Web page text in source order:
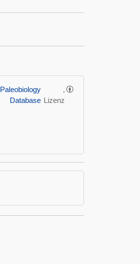
Paleobiology
Database
,
Lizenz